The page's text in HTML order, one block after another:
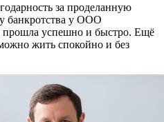
за проделанную
банкротства у ООО
успешно и быстро. Ещё
жить спокойно и без